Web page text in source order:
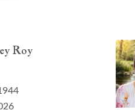
Roy